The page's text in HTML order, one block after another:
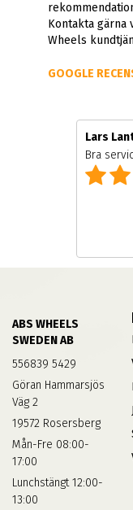
Kontakta gärna
Wheels
GOOGLE
Lars
Bra
ABS WHEELS
SWEDEN AB
556839 5429
Göran Hammarsjös
Väg 2
19572 Rosersberg
Mån-Fre 08:00-
17:00
Lunchstängt 12:00-
13:00